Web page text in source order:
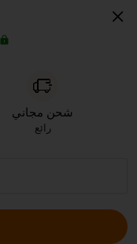
شحن مجاني
رائع